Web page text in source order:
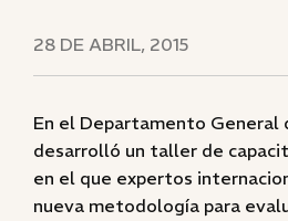
28 DE ABRIL, 2015
En el Departamento General
desarrolló un taller de
en el que expertos
nueva metodología para